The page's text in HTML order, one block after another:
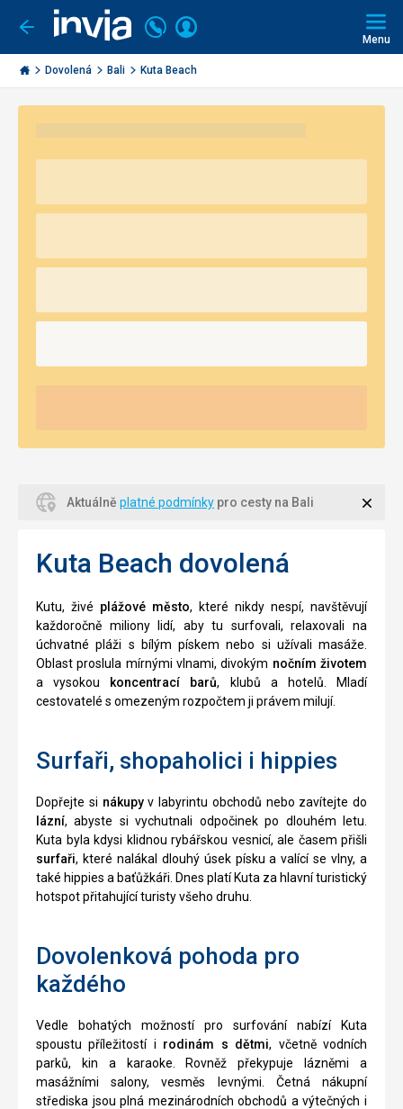
Jít
zpět
Invia.cz
Volejte
226
000
290
Přihlásit
Menu
Dovolená Bali Kuta Beach
Aktuálně platné podmínky pro cesty na Bali
Kuta Beach dovolená
Kutu, živé plážové město, které nikdy nespí, navštěvují
každoročně miliony lidí, aby tu surfovali, relaxovali na
úchvatné pláži s bílým pískem nebo si užívali masáže.
Oblast proslula mírnými vlnami, divokým nočním životem
a vysokou
koncentrací barů, klubů a hotelů. Mladí
cestovatelé s omezeným rozpočtem ji právem milují.
Surfaři, shopaholici i hippies
Dopřejte si nákupyv labyrintu obchodů nebo zavítejte do
lázní, abyste si vychutnali odpočinek po dlouhém letu.
Kuta byla kdysi klidnou rybářskou vesnicí, ale časem přišli
surfaři, které nalákal dlouhý úsek písku a valící se vlny, a
také hippies a baťůžkáři. Dnes platí Kuta za hlavní turistický
hotspot přitahující turisty všeho druhu.
Dovolenková pohoda pro
každého
Vedle bohatých možností pro surfování nabízí Kuta
spoustu příležitostí i rodinám s dětmi, včetně vodních
parků, kin a karaoke. Rovněž překypuje lázněmi a
masážními salony, vesměs levnými. Četná nákupní
střediska jsou plná mezinárodních obchodů a výtečných i